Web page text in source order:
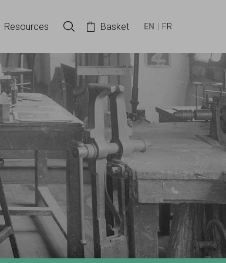
Resources Search in the collection
Basket EN FR